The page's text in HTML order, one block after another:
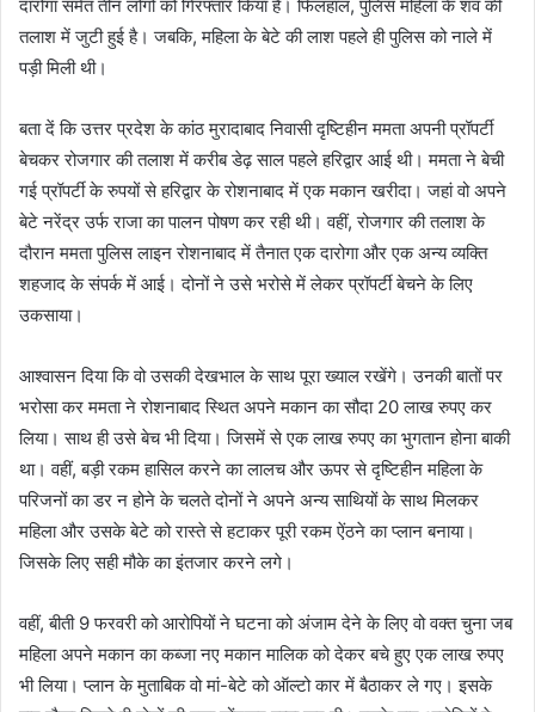
दारोगा समेत तीन लोगों को गिरफ्तार किया है। फिलहाल, पुलिस महिला के शव की
तलाश में जुटी हुई है। जबकि, महिला के बेटे की लाश पहले ही पुलिस को नाले में
पड़ी मिली थी।
बता दें कि उत्तर प्रदेश के कांठ मुरादाबाद निवासी दृष्टिहीन ममता अपनी प्रॉपर्टी
बेचकर रोजगार की तलाश में करीब डेढ़ साल पहले हरिद्वार आई थी। ममता ने बेची
गई प्रॉपर्टी के रुपयों से हरिद्वार के रोशनाबाद में एक मकान खरीदा। जहां वो अपने
बेटे नरेंद्र उर्फ राजा का पालन पोषण कर रही थी। वहीं, रोजगार की तलाश के
दौरान ममता पुलिस लाइन रोशनाबाद में तैनात एक दारोगा और एक अन्य व्यक्ति
शहजाद के संपर्क में आई। दोनों ने उसे भरोसे में लेकर प्रॉपर्टी बेचने के लिए
उकसाया।
आश्वासन दिया कि वो उसकी देखभाल के साथ पूरा ख्याल रखेंगे। उनकी बातों पर
भरोसा कर ममता ने रोशनाबाद स्थित अपने मकान का सौदा 20 लाख रुपए कर
लिया। साथ ही उसे बेच भी दिया। जिसमें से एक लाख रुपए का भुगतान होना बाकी
था। वहीं, बड़ी रकम हासिल करने का लालच और ऊपर से दृष्टिहीन महिला के
परिजनों का डर न होने के चलते दोनों ने अपने अन्य साथियों के साथ मिलकर
महिला और उसके बेटे को रास्ते से हटाकर पूरी रकम ऐंठने का प्लान बनाया।
जिसके लिए सही मौके का इंतजार करने लगे।
वहीं, बीती 9 फरवरी को आरोपियों ने घटना को अंजाम देने के लिए वो वक्त चुना जब
महिला अपने मकान का कब्जा नए मकान मालिक को देकर बचे हुए एक लाख रुपए
भी लिया। प्लान के मुताबिक वो मां-बेटे को ऑल्टो कार में बैठाकर ले गए। इसके